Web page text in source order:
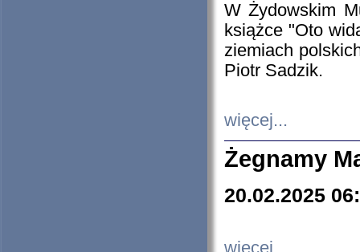
W Żydowskim
książce "Oto
ziemiach
Piotr Sadzik.
więcej...
Żegnamy
20.02.2025
więcej...